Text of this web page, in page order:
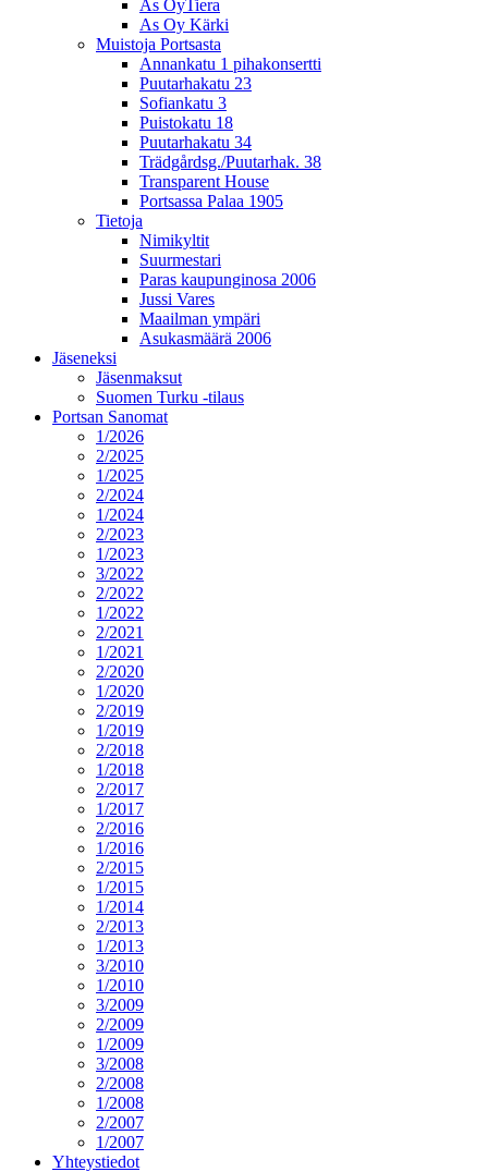
As OyTiera
As Oy Kärki
Muistoja Portsasta
Annankatu 1 pihakonsertti
Puutarhakatu 23
Sofiankatu 3
Puistokatu 18
Puutarhakatu 34
Trädgårdsg./Puutarhak. 38
Transparent House
Portsassa Palaa 1905
Tietoja
Nimikyltit
Suurmestari
Paras kaupunginosa 2006
Jussi Vares
Maailman ympäri
Asukasmäärä 2006
Jäseneksi
Jäsenmaksut
Suomen Turku -tilaus
Portsan Sanomat
1/2026
2/2025
1/2025
2/2024
1/2024
2/2023
1/2023
3/2022
2/2022
1/2022
2/2021
1/2021
2/2020
1/2020
2/2019
1/2019
2/2018
1/2018
2/2017
1/2017
2/2016
1/2016
2/2015
1/2015
1/2014
2/2013
1/2013
3/2010
1/2010
3/2009
2/2009
1/2009
3/2008
2/2008
1/2008
2/2007
1/2007
Yhteystiedot